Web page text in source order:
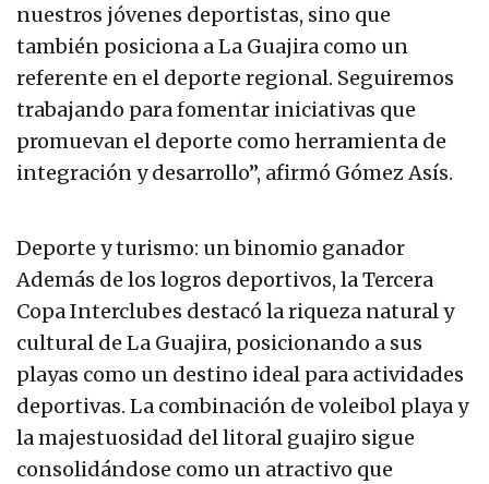
nuestros jóvenes deportistas, sino que
también posiciona a La Guajira como un
referente en el deporte regional. Seguiremos
trabajando para fomentar iniciativas que
promuevan el deporte como herramienta de
integración y desarrollo”, afirmó Gómez Asís.
Deporte y turismo: un binomio ganador
Además de los logros deportivos, la Tercera
Copa Interclubes destacó la riqueza natural y
cultural de La Guajira, posicionando a sus
playas como un destino ideal para actividades
deportivas. La combinación de voleibol playa y
la majestuosidad del litoral guajiro sigue
consolidándose como un atractivo que